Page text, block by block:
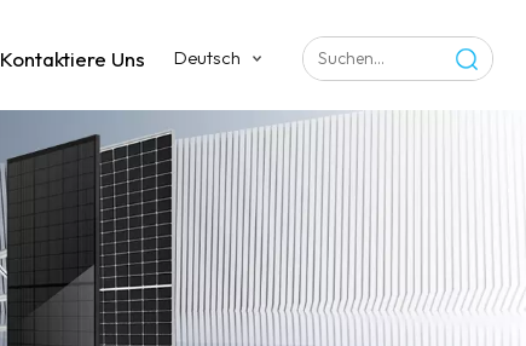
Kontaktiere Uns Deutsch